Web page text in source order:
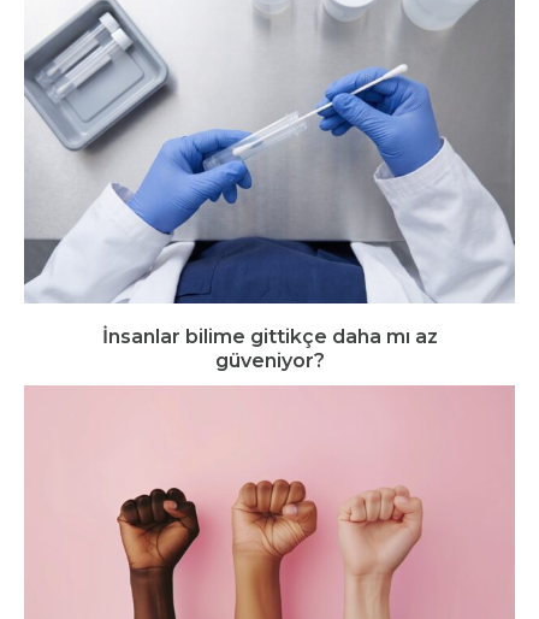
İnsanlar bilime gittikçe daha mı az
güveniyor?